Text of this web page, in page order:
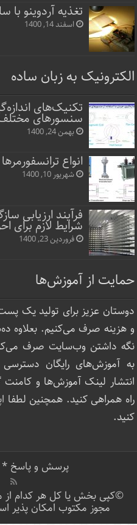
تغذیه آردوینو
اسفند 14, 1400
الکترونیک به زبان ساده
تکنیک‌های
سنسورهای
بهمن 24, 1400
انواع
شهریور 10, 1400
فرآیند ارزیابی
شرایط لازم برای
فروردین 23, 1400
حمایت از آموزش‌ها
دوستان عزیز برای تولید یک
و هزینه صرف می‌کنیم. بعلاوه
نگه داشتن وب‌سایت صرف
به آموزش‌های رایگان
انتشار لینک‌ آموزش‌ها و کامنت
راه همراهی کنید. همچنین لطفا
کنید.
پرسش و پاسخ*
مجوز مکتوب امکان پذیر است. از